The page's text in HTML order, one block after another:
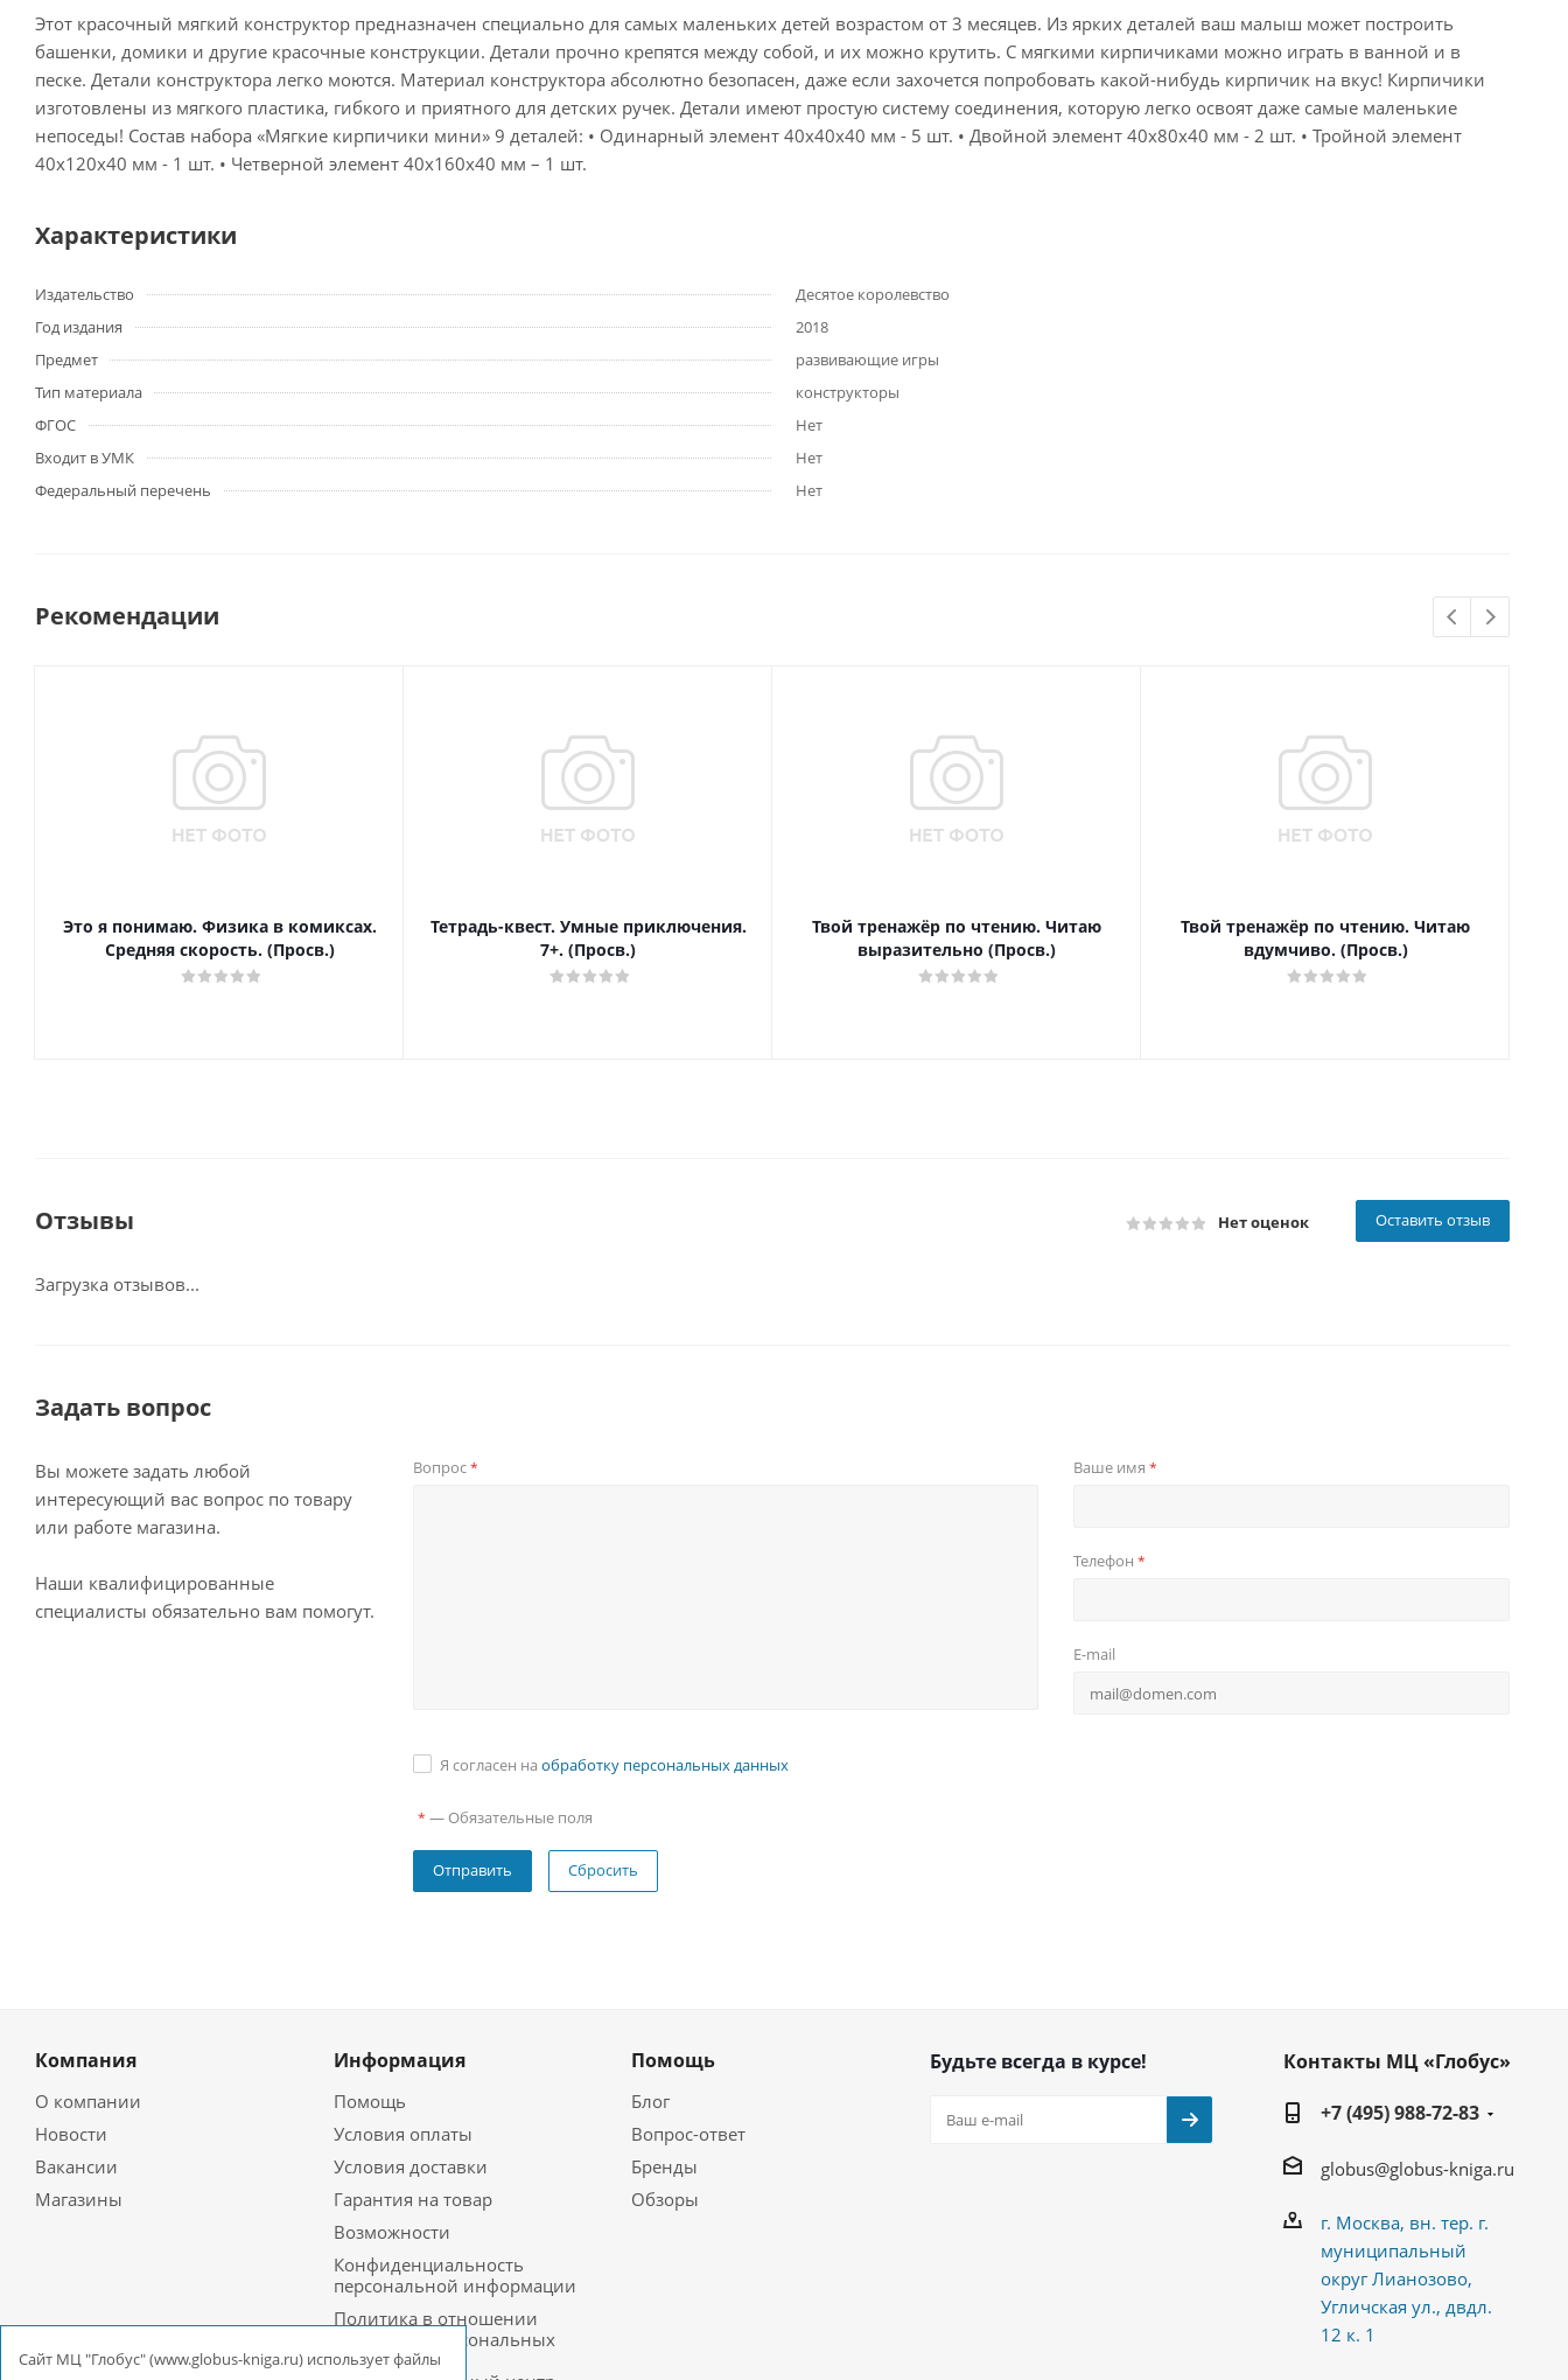
Этот красочный мягкий конструктор предназначен специально для самых маленьких детей возрастом от 3 месяцев. Из ярких деталей ваш малыш может построить
башенки, домики и другие красочные конструкции. Детали прочно крепятся между собой, и их можно крутить. С мягкими кирпичиками можно играть в ванной и в
песке. Детали конструктора легко моются. Материал конструктора абсолютно безопасен, даже если захочется попробовать какой-нибудь кирпичик на вкус! Кирпичики
изготовлены из мягкого пластика, гибкого и приятного для детских ручек. Детали имеют простую систему соединения, которую легко освоят даже самые маленькие
непоседы! Состав набора «Мягкие кирпичики мини» 9 деталей: • Одинарный элемент 40х40х40 мм - 5 шт. • Двойной элемент 40х80х40 мм - 2 шт. • Тройной элемент
40х120х40 мм - 1 шт. • Четверной элемент 40х160х40 мм – 1 шт.
Характеристики
Издательство
Десятое королевство
Год издания
2018
Предмет
развивающие игры
Тип материала
конструкторы
ФГОС
Нет
Входит в УМК
Нет
Федеральный перечень
Нет
Рекомендации
Это я понимаю. Физика в комиксах.
Средняя скорость. (Просв.)
Тетрадь-квест. Умные приключения.
7+. (Просв.)
Твой тренажёр по чтению. Читаю
выразительно (Просв.)
Твой тренажёр по чтению. Читаю
вдумчиво. (Просв.)
Отзывы Нет оценок Оставить отзыв
Загрузка отзывов...
Задать вопрос
Вы можете задать любой
интересующий вас вопрос по товару
или работе магазина.
Наши квалифицированные
специалисты обязательно вам помогут.
Вопрос* Ваше имя *
Телефон *
E-mail
Я согласен на обработку персональных данных
* — Обязательные поля
Сбросить
Компания
О компании
Новости
Вакансии
Магазины
Информация
Помощь
Условия оплаты
Условия доставки
Гарантия на товар
Возможности
Конфиденциальность
персональной информации
Политика в отношении
обработки персональных
данных в ООО
Помощь
Блог
Вопрос-ответ
Бренды
Обзоры
Будьте всегда в курсе!
Контакты МЦ «Глобус»
+7 (495) 988-72-83
globus@globus-kniga.ru
г. Москва, вн. тер. г.
муниципальный
округ Лианозово,
Угличская ул., двдл.
12 к. 1
Cайт МЦ "Глобус" (www.globus-kniga.ru) использует файлы